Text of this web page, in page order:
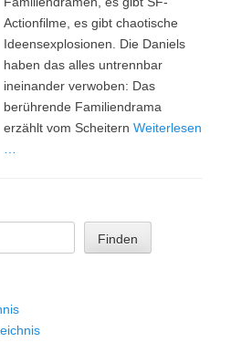
Actionfilme, es gibt chaotische
Ideensexplosionen. Die Daniels
haben das alles untrennbar
ineinander verwoben: Das
berührende Familiendrama
erzählt vom ScheiternWeiterlesen
Finden